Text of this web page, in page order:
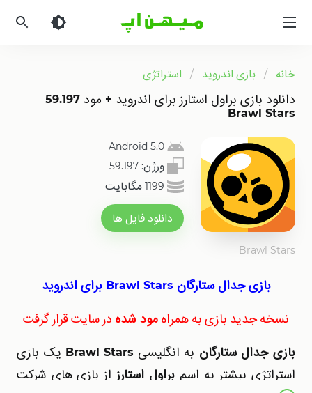
و
اندروید
خانه بازی اندروید استراتژی
دانلود بازی براول استارز برای اندروید + مود 59.197
Brawl Stars
Android 5.0
ورژن: 59.197
1199 مگابایت
دانلود فایل ها
Brawl Stars
بازی جدال ستارگان Brawl Stars برای اندروید
نسخه جدید بازی به همراه مود شده در سایت قرار گرفت
بازیجدال ستارگان به انگلیسی Brawl Stars یک بازی
استراتژی بیشتر به اسم براول استارز از بازی های شرکت